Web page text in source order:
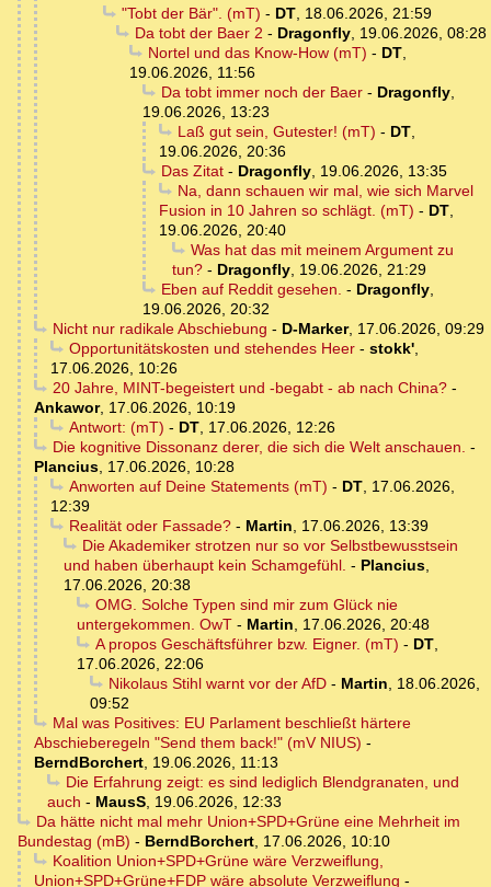
"Tobt der Bär". (mT) - DT, 18.06.2026, 21:59
Da tobt der Baer 2 - Dragonfly, 19.06.2026, 08:28
Nortel und das Know-How (mT) - DT,
19.06.2026, 11:56
Da tobt immer noch der Baer- Dragonfly,
19.06.2026, 13:23
Laß gut sein, Gutester! (mT) - DT,
19.06.2026, 20:36
Das Zitat- Dragonfly, 19.06.2026, 13:35
Na, dann schauen wir mal, wie sich Marvel
Fusion in 10 Jahren so schlägt. (mT) - DT,
19.06.2026, 20:40
Was hat das mit meinem Argument zu
tun? - Dragonfly, 19.06.2026, 21:29
Eben auf Reddit gesehen. - Dragonfly,
19.06.2026, 20:32
Nicht nur radikale Abschiebung - D-Marker, 17.06.2026, 09:29
Opportunitätskosten und stehendes Heer- stokk',
17.06.2026, 10:26
20 Jahre, MINT-begeistert und -begabt - ab nach China?-
Ankawor, 17.06.2026, 10:19
Antwort: (mT) - DT, 17.06.2026, 12:26
Die kognitive Dissonanz derer, die sich die Welt anschauen. -
Plancius, 17.06.2026, 10:28
Anworten auf Deine Statements (mT) - DT, 17.06.2026,
12:39
Realität oder Fassade?- Martin, 17.06.2026, 13:39
Die Akademiker strotzen nur so vor Selbstbewusstsein
und haben überhaupt kein Schamgefühl. - Plancius,
17.06.2026, 20:38
OMG. Solche Typen sind mir zum Glück nie
untergekommen. OwT - Martin, 17.06.2026, 20:48
A propos Geschäftsführer bzw. Eigner. (mT) - DT,
17.06.2026, 22:06
Nikolaus Stihl warnt vor der AfD- Martin, 18.06.2026,
09:52
Mal was Positives: EU Parlament beschließt härtere
Abschieberegeln "Send them back!" (mV NIUS) -
BerndBorchert, 19.06.2026, 11:13
Die Erfahrung zeigt: es sind lediglich Blendgranaten, und
auch - MausS, 19.06.2026, 12:33
Da hätte nicht mal mehr Union+SPD+Grüne eine Mehrheit im
Bundestag (mB) - BerndBorchert, 17.06.2026, 10:10
Koalition Union+SPD+Grüne wäre Verzweiflung,
Union+SPD+Grüne+FDP wäre absolute Verzweiflung -